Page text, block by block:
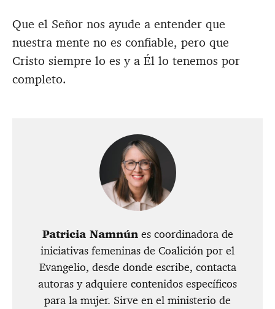
Que el Señor nos ayude a entender que
nuestra mente no es confiable, pero que
Cristo siempre lo es y a Él lo tenemos por
completo.
Patricia Namnúnes coordinadora de
iniciativas femeninas de Coalición por el
Evangelio, desde donde escribe, contacta
autoras y adquiere contenidos específicos
para la mujer. Sirve en el ministerio de